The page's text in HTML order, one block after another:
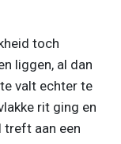
toch
liggen, al dan
valt echter te
rit ging en
treft aan een